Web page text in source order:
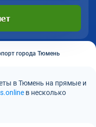
города Тюмень
в Тюмень на прямые и
в несколько